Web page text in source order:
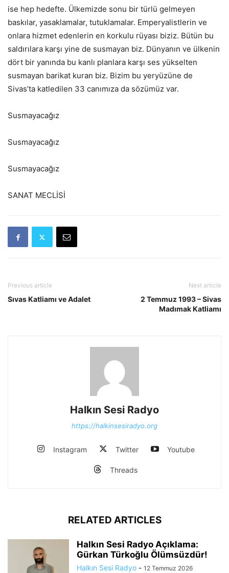
ise hep hedefte. Ülkemizde sonu bir türlü gelmeyen
baskılar, yasaklamalar, tutuklamalar. Emperyalistlerin ve
onlara hizmet edenlerin en korkulu rüyası biziz. Bütün bu
saldırılara karşı yine de susmayan biz. Dünyanın ve ülkenin
dört bir yanında bu kanlı planlara karşı ses yükselten
susmayan barikat kuran biz. Bizim bu yeryüzüne de
Sivas’ta katledilen 33 canımıza da sözümüz var.
Susmayacağız
Susmayacağız
Susmayacağız
SANAT MECLİSİ
Previous article
Sıvas Katliamı ve Adalet
Next article
2 Temmuz 1993 – Sivas
Madımak Katliamı
Halkın Sesi Radyo
https://halkinsesiradyo.org
Instagram Twitter Youtube
Threads
RELATED ARTICLES
Halkın Sesi Radyo Açıklama:
Gürkan Türkoğlu Ölümsüzdür!
Halkın Sesi Radyo - 12 Temmuz 2026